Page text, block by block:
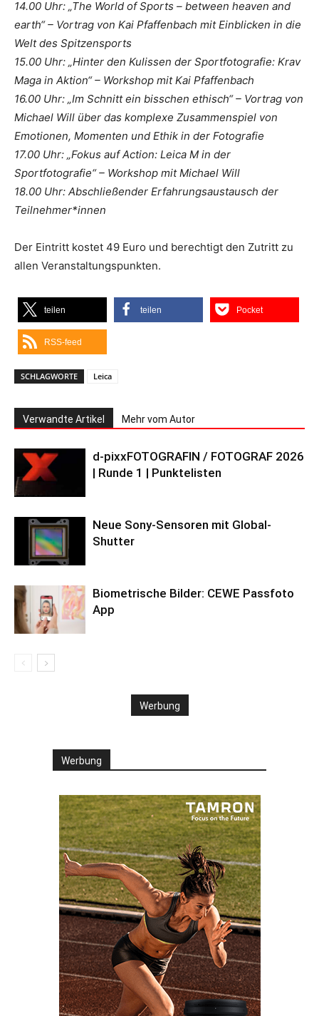
14.00 Uhr: „The World of Sports – between heaven and
earth“ – Vortrag von Kai Pfaffenbach mit Einblicken in die
Welt des Spitzensports
15.00 Uhr: „Hinter den Kulissen der Sportfotografie: Krav
Maga in Aktion“ – Workshop mit Kai Pfaffenbach
16.00 Uhr: „Im Schnitt ein bisschen ethisch“ – Vortrag von
Michael Will über das komplexe Zusammenspiel von
Emotionen, Momenten und Ethik in der Fotografie
17.00 Uhr: „Fokus auf Action: Leica M in der
Sportfotografie“ – Workshop mit Michael Will
18.00 Uhr: Abschließender Erfahrungsaustausch der
Teilnehmer*innen
Der Eintritt kostet 49 Euro und berechtigt den Zutritt zu
allen Veranstaltungspunkten.
teilen teilen Pocket
RSS-feed
SCHLAGWORTE Leica
Verwandte Artikel Mehr vom Autor
d-pixxFOTOGRAFIN / FOTOGRAF 2026
| Runde 1 | Punktelisten
Neue Sony-Sensoren mit Global-
Shutter
Biometrische Bilder: CEWE Passfoto
App
Werbung
Werbung